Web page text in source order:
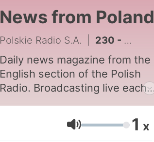
News from Poland
Polskie Radio S.A. 230 - Poland's right-wing opposition calls for deportation of Ukrainian conscription-age men
Daily news magazine from the
English section of the Polish
Radio. Broadcasting live each
Volumen 1 x